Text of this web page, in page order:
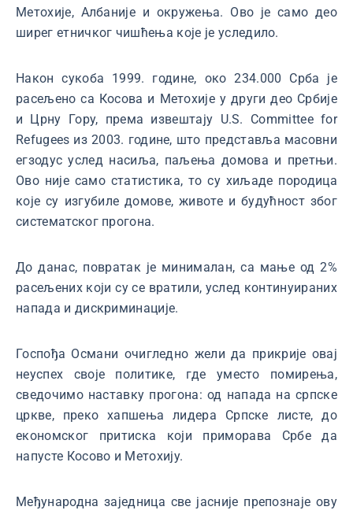
Метохије, Албаније и окружења. Ово је само део
ширег етничког чишћења које је уследило.
Након сукоба 1999. године, око 234.000 Срба је
расељено са Косова и Метохије у други део Србије
и Црну Гору, према извештају U.S. Committee for
Refugees из 2003. године, што представља масовни
егзодус услед насиља, паљења домова и претњи.
Ово није само статистика, то су хиљаде породица
које су изгубиле домове, животе и будућност због
систематског прогона.
До данас, повратак је минималан, са мање од 2%
расељених који су се вратили, услед континуираних
напада и дискриминације.
Госпођа Османи очигледно жели да прикрије овај
неуспех своје политике, где уместо помирења,
сведочимо наставку прогона: од напада на српске
цркве, преко хапшења лидера Српске листе, до
економског притиска који приморава Србе да
напусте Косово и Метохију.
Међународна заједница све јасније препознаје ову